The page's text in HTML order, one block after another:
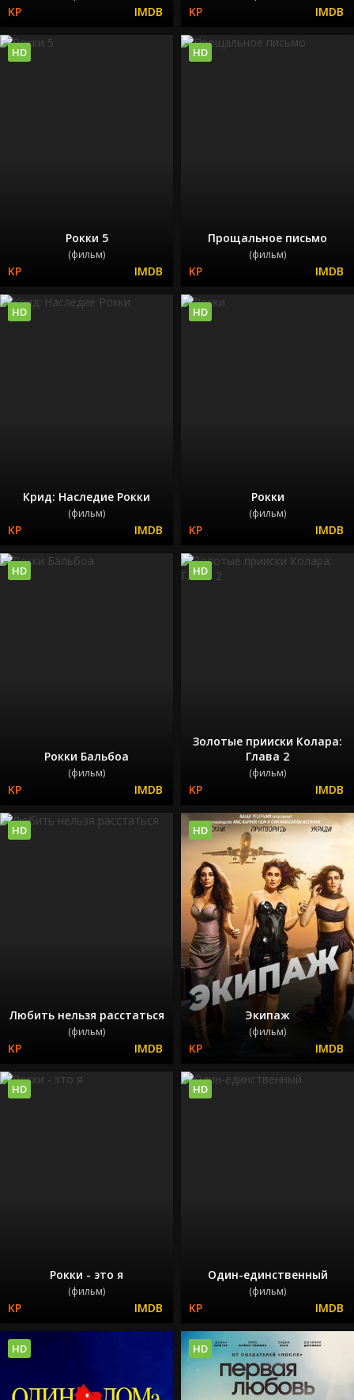
Рокки 5
(фильм)
HD
Прощальное письмо
(фильм)
HD
Крид: Наследие Рокки
(фильм)
HD
Рокки
(фильм)
HD
Рокки Бальбоа
(фильм)
HD
Золотые прииски Колара:
Глава 2
(фильм)
HD
Любить нельзя расстаться
(фильм)
HD
Экипаж
(фильм)
HD
Рокки - это я
(фильм)
HD
Один-единственный
(фильм)
HD
HD HD